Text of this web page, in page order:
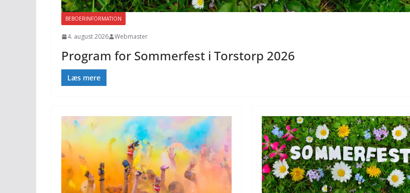
BEBOERINFORMATION
4. august 2026 Webmaster
Program for Sommerfest i Torstorp 2026
Læs mere